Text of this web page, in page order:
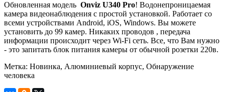
Обновленная модель Onviz U340 Pro! Водонепроницаемая
камера видеонаблюдения с простой установкой. Работает со
всеми устройствами Android, iOS, Windows. Вы можете
установить до 99 камер. Никаких проводов , передача
информации происходит через Wi-Fi сеть. Все, что Вам нужно
- это запитать блок питания камеры от обычной розетки 220в.
Метка: Новинка, Алюминиевый корпус, Обнаружение
человека